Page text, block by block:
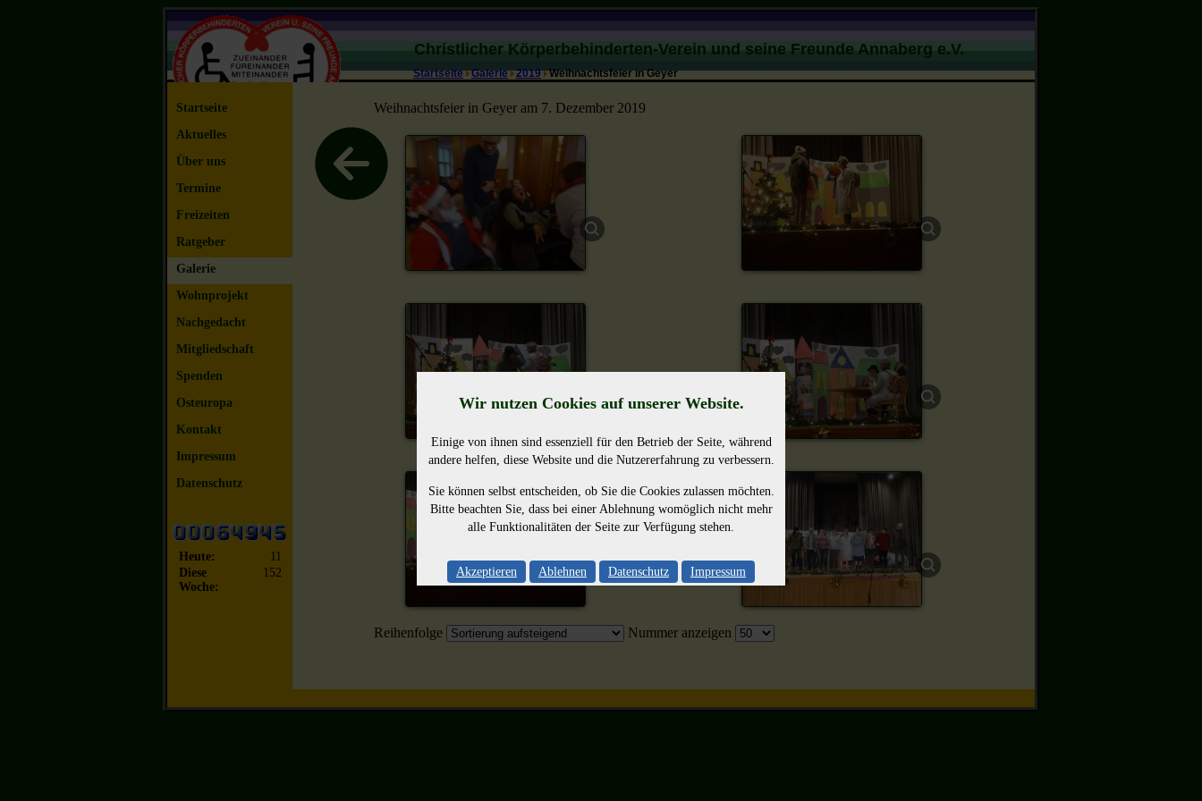
Christlicher Körperbehinderten-Verein und seine Freunde Annaberg e.V.
Startseite Galerie 2019 Weihnachtsfeier in Geyer
Startseite
Aktuelles
Über uns
Termine
Freizeiten
Ratgeber
Galerie
Wohnprojekt
Nachgedacht
Mitgliedschaft
Spenden
Osteuropa
Kontakt
Impressum
Datenschutz
Heute:
11
Diese
Woche:
152
Weihnachtsfeier in Geyer am 7. Dezember 2019
Reihenfolge Nummer anzeigen
Wir nutzen Cookies auf unserer Website.
Einige von ihnen sind essenziell für den Betrieb der Seite, während
andere helfen, diese Website und die Nutzererfahrung zu verbessern.
Sie können selbst entscheiden, ob Sie die Cookies zulassen möchten.
Bitte beachten Sie, dass bei einer Ablehnung womöglich nicht mehr
alle Funktionalitäten der Seite zur Verfügung stehen.
Akzeptieren Ablehnen Datenschutz Impressum